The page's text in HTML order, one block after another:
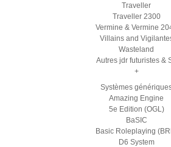
Traveller
Traveller 2300
Vermine & Vermine
Villains and
Wasteland
Autres jdr futuristes &
+
Systèmes
Amazing Engine
5e Edition (OGL)
BaSIC
Basic Roleplaying
D6 System